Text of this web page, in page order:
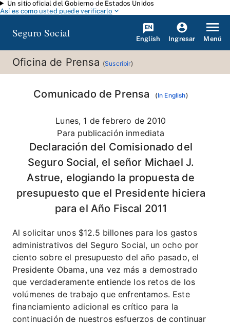
Saltar al contenido principal
Un sitio oficial del Gobierno de Estados Unidos
Así es como usted puede verificarlo
Seguro Social English Ingresar Menú
Oficina de Prensa (Suscribir)
Comunicado de Prensa (In English)
Lunes, 1 de febrero de 2010
Para publicación inmediata
Declaración del Comisionado del
Seguro Social, el señor Michael J.
Astrue, elogiando la propuesta de
presupuesto que el Presidente hiciera
para el Año Fiscal 2011
Al solicitar unos $12.5 billones para los gastos
administrativos del Seguro Social, un ocho por
ciento sobre el presupuesto del año pasado, el
Presidente Obama, una vez más a demostrado
que verdaderamente entiende los retos de los
volúmenes de trabajo que enfrentamos. Este
financiamiento adicional es crítico para la
continuación de nuestros esfuerzos de continuar